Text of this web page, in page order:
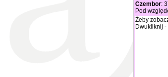
Czembor:
Pod
Żeby
Dwukliknij